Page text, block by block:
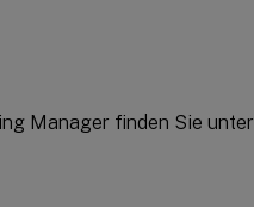
Manager finden Sie unter